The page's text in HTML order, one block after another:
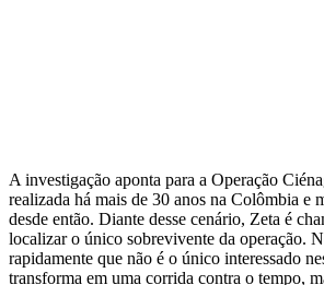
A investigação aponta para a Operação
realizada há mais de 30 anos na Colômbia e
desde então. Diante desse cenário, Zeta é
localizar o único sobrevivente da operação.
rapidamente que não é o único interessado
transforma em uma corrida contra o tempo,